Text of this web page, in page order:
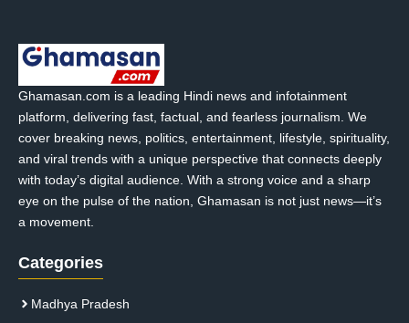
Ghamasan.com is a leading Hindi news and infotainment
platform, delivering fast, factual, and fearless journalism. We
cover breaking news, politics, entertainment, lifestyle, spirituality,
and viral trends with a unique perspective that connects deeply
with today’s digital audience. With a strong voice and a sharp
eye on the pulse of the nation, Ghamasan is not just news—it’s
a movement.
Categories
Madhya Pradesh